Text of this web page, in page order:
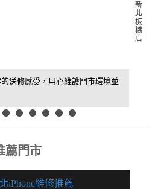
送修感受，用心維護門市環境並
新
北
板
橋
店
薦門市